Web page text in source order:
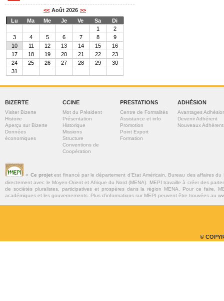
BIZERTE
Visiter Bizerte
Histoire
Aperçu sur Bizerte
Données
économiques
CCINE
Mot du Président
Présentation
Historique
Missions
Structure
Conventions de
Coopération
PRESTATIONS
Centre de Formalités
Assistance et info
Promotion
Point Export
Formation
ADHÉSION
Avantages
Devenir Adhérent
Nouveaux
« Ce projetest financé par le département d’Etat Américain, Bureau des affaires
directement avec le Moyen-Orient et Afrique du Nord (MENA). MEPI travaille à créer des
de sociétés pluralistes, participatives et prospères dans la région MENA. Pour ce faire,
académiques et les gouvernements. Plus d’informations sur MEPI peuvent être trouvées au
©